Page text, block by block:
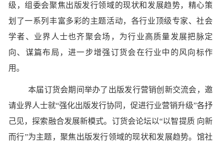
级，组委会聚焦出版发行领域的现状和发展趋势，精心策
划了一系列丰富多彩的主题活动，各行业顶级专家、社会
学者、业界人士也齐聚会场，为行业高质量发展把脉定
向、谋篇布局，进一步增强订货会在行业中的风向标作
用。
本届订货会期间举办了出版发行营销创新交流会，邀
请业界人士就“强化出版发行协同，促进行业营销升级”各抒
己见，探索融合发展新模式。订货会论坛以“以智提质 向新
而行”为主题，聚焦出版发行领域的现状和发展趋势。馆社